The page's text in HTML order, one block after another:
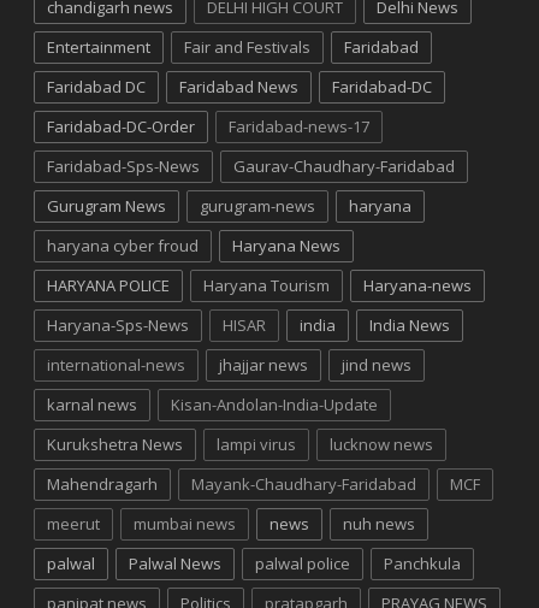
chandigarh news
DELHI HIGH COURT
Delhi News
Entertainment
Fair and Festivals
Faridabad
Faridabad DC
Faridabad News
Faridabad-DC
Faridabad-DC-Order
Faridabad-news-17
Faridabad-Sps-News
Gaurav-Chaudhary-Faridabad
Gurugram News
gurugram-news
haryana
haryana cyber froud
Haryana News
HARYANA POLICE
Haryana Tourism
Haryana-news
Haryana-Sps-News
HISAR india
India News
international-news
jhajjar news
jind news
karnal news
Kisan-Andolan-India-Update
Kurukshetra News
lampi virus
lucknow news
Mahendragarh
Mayank-Chaudhary-Faridabad
MCF
meerut
mumbai news news
nuh news
palwal
Palwal News palwal police
Panchkula
panipat news
Politics pratapgarh PRAYAG NEWS